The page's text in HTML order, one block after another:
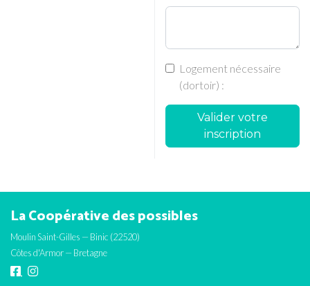
Logement nécessaire
(dortoir) :
Valider votre
inscription
La Coopérative des possibles
Moulin Saint-Gilles — Binic (22520)
Côtes d'Armor — Bretagne